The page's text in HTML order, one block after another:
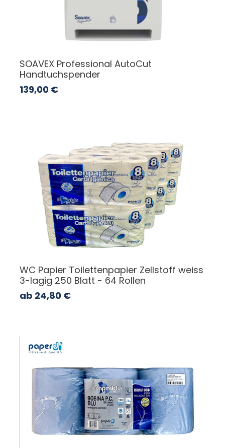
SOAVEX Professional AutoCut
Handtuchspender
139,00 €
WC Papier Toilettenpapier Zellstoff weiss
3-lagig 250 Blatt - 64 Rollen
ab 24,80 €